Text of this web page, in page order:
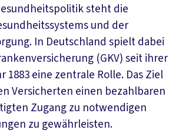
steht die
und der
In Deutschland spielt dabei
(GKV) seit ihrer
1883 eine zentrale Rolle. Das Ziel
Versicherten einen bezahlbaren
Zugang zu notwendigen
zu gewährleisten.